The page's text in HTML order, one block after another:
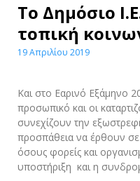
To Δημόσιο
τοπική
19 Απριλίου 2019
Και στο Εαρινό Εξάμηνο
προσωπικό και οι
συνεχίζουν την
προσπάθεια να έρθουν
όσους φορείς και
υποστήριξη και η